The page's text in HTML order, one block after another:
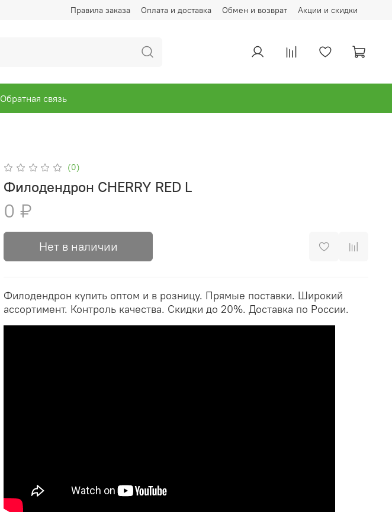
Правила заказа Оплата и доставка Обмен и возврат Акции и скидки
Обратная связь
(0)
Филодендрон CHERRY RED L
0 ₽
Нет в наличии
Филодендрон купить оптом и в розницу. Прямые поставки. Широкий
ассортимент. Контроль качества. Скидки до 20%. Доставка по России.